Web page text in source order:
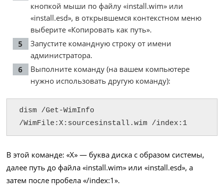
кнопкой мыши по файлу «install.wim» или
«install.esd», в открывшемся контекстном меню
выберите «Копировать как путь».
Запустите командную строку от имени
администратора.
Выполните команду (на вашем компьютере
нужно использовать другую команду):
dism /Get-WimInfo
/WimFile:X:sourcesinstall.wim /index:1
В этой команде: «X» — буква диска с образом системы,
далее путь до файла «install.wim» или «install.esd», а
затем после пробела «/index:1».